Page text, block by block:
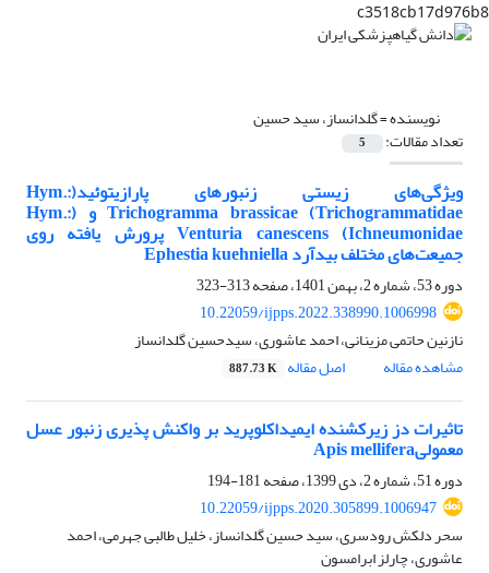
c3518cb17d976b8
نویسنده =گلدانساز، سید حسین
تعداد مقالات: 5
ویژگی‌های زیستی زنبورهای پارازیتوئید(Hym.:
Trichogrammatidae) Trichogramma brassicae و (Hym.:
Ichneumonidae) Venturia canescens پرورش یافته روی
جمیعت‌های مختلف بیدآرد Ephestia kuehniella
دوره 53، شماره 2، بهمن 1401، صفحه
313-323
10.22059/ijpps.2022.338990.1006998
نازنین حاتمی مزینانی، احمد عاشوری، سیدحسین گلدانساز
مشاهده مقاله
اصل مقاله 887.73 K
تاثیرات دز زیرکشنده ایمیداکلوپرید بر واکنش پذیری زنبور عسل
معمولیApis mellifera
دوره 51، شماره 2، دی 1399، صفحه
181-194
10.22059/ijpps.2020.305899.1006947
سحر دلکش رودسری، سید حسین گلدانساز، خلیل طالبی جهرمی، احمد
عاشوری، چارلز ابرامسون